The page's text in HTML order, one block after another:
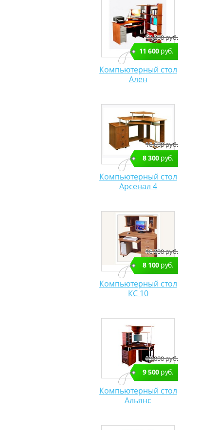
23 200 руб.
11 600руб.
Компьютерный стол
Ален
16 600 руб.
8 300руб.
Компьютерный стол
Арсенал 4
16 200 руб.
8 100руб.
Компьютерный стол
КС 10
19 000 руб.
9 500руб.
Компьютерный стол
Альянс